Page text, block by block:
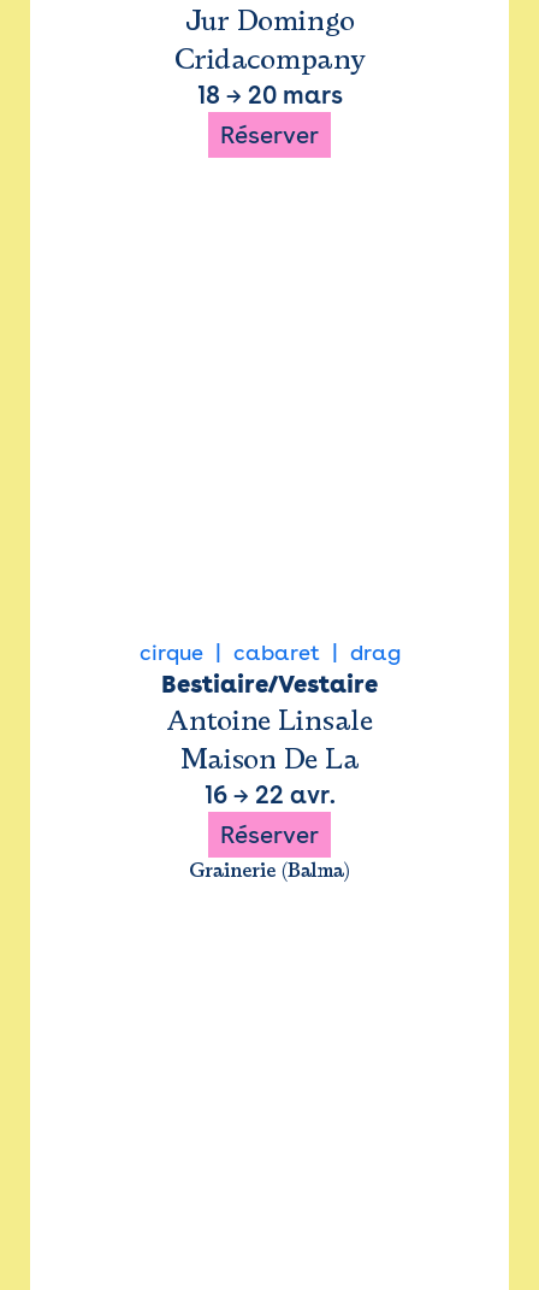
Jur Domingo
Cridacompany
18 → 20 mars
Réserver
cirque cabaret drag
Bestiaire/Vestaire
Antoine Linsale
Maison De La
16→ 22 avr.
Réserver
Grainerie (Balma)